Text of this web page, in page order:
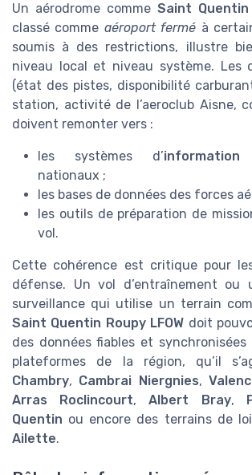
Un aérodrome comme Saint Quentin
classé comme aéroport fermé à
soumis à des restrictions, illustre
niveau local et niveau système. Les
(état des pistes, disponibilité
station, activité de l’aeroclub Aisne,
doivent remonter vers :
les systèmes d’information
nationaux ;
les bases de données des forces
les outils de préparation de
vol.
Cette cohérence est critique pour
défense. Un vol d’entraînement ou
surveillance qui utilise un terrain
Saint Quentin Roupy LFOW doit
des données fiables et
plateformes de la région, qu’il
Chambry, Cambrai Niergnies,
Arras Roclincourt,Albert Bray,
Quentin ou encore des terrains de
Ailette.